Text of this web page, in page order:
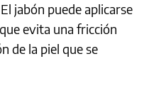
jabón puede aplicarse
evita una fricción
de la piel que se